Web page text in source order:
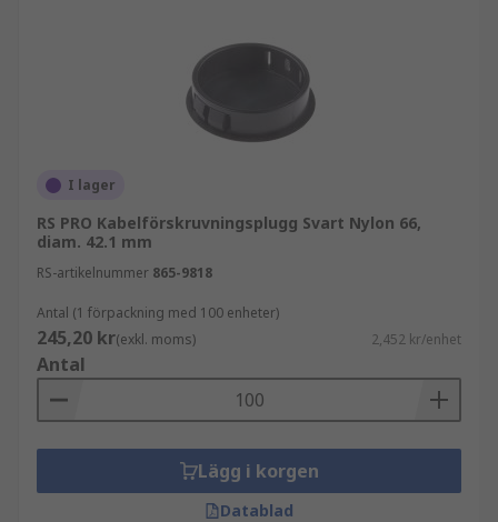
Fördelar med kabelgenomföringspluggar
Kabelgenomföringspluggar bidrar till en säker
installation genom att:
skydda mot damm, smuts och fukt
ge en ren och professionell finish
Kabelgenomföringspluggar används ofta i:
elskåp och kapslingar
industriella maskiner
kontrollpaneler
installationer med förändrade
I lager
RS PRO Kabelförskruvningsplugg Svart Nylon 66,
diam. 42.1 mm
RS-artikelnummer 865-9818
Antal (1 förpackning med 100 enheter)
245,20 kr(exkl. moms) 2,452 kr/enhet
Antal
Lägg i korgen
Datablad